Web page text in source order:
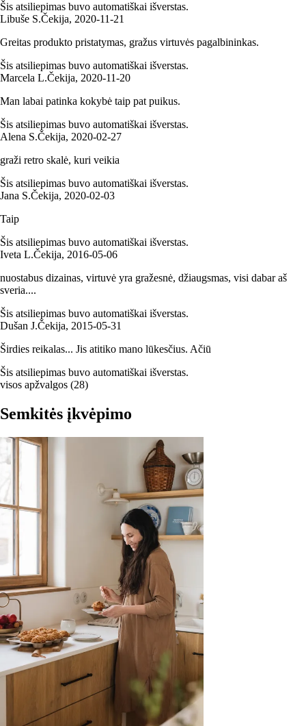
Šis atsiliepimas buvo automatiškai išverstas.
Libuše S.Čekija, 2020‑11‑21
Greitas produkto pristatymas, gražus virtuvės pagalbininkas.
Šis atsiliepimas buvo automatiškai išverstas.
Marcela L.Čekija, 2020‑11‑20
Man labai patinka kokybė taip pat puikus.
Šis atsiliepimas buvo automatiškai išverstas.
Alena S.Čekija, 2020‑02‑27
graži retro skalė, kuri veikia
Šis atsiliepimas buvo automatiškai išverstas.
Jana S.Čekija, 2020‑02‑03
Taip
Šis atsiliepimas buvo automatiškai išverstas.
Iveta L.Čekija, 2016‑05‑06
nuostabus dizainas, virtuvė yra gražesnė, džiaugsmas, visi dabar aš
sveria....
Šis atsiliepimas buvo automatiškai išverstas.
Dušan J.Čekija, 2015‑05‑31
Širdies reikalas... Jis atitiko mano lūkesčius. Ačiū
Šis atsiliepimas buvo automatiškai išverstas.
visos apžvalgos (28)
Semkitės įkvėpimo